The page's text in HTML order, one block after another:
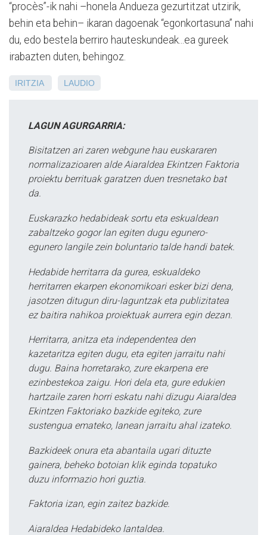
“procès”-ik nahi –honela Andueza gezurtitzat utzirik,
behin eta behin– ikaran dagoenak “egonkortasuna” nahi
du, edo bestela berriro hauteskundeak...ea gureek
irabazten duten, behingoz.
IRITZIA LAUDIO
LAGUN AGURGARRIA:
Bisitatzen ari zaren webgune hau euskararen
normalizazioaren alde Aiaraldea Ekintzen Faktoria
proiektu berrituak garatzen duen tresnetako bat
da.
Euskarazko hedabideak sortu eta eskualdean
zabaltzeko gogor lan egiten dugu egunero-
egunero langile zein boluntario talde handi batek.
Hedabide herritarra da gurea, eskualdeko
herritarren ekarpen ekonomikoari esker bizi dena,
jasotzen ditugun diru-laguntzak eta publizitatea
ez baitira nahikoa proiektuak aurrera egin dezan.
Herritarra, anitza eta independentea den
kazetaritza egiten dugu, eta egiten jarraitu nahi
dugu. Baina horretarako, zure ekarpena ere
ezinbestekoa zaigu. Hori dela eta, gure edukien
hartzaile zaren horri eskatu nahi dizugu Aiaraldea
Ekintzen Faktoriako bazkide egiteko, zure
sustengua emateko, lanean jarraitu ahal izateko.
Bazkideek onura eta abantaila ugari dituzte
gainera, beheko botoian klik eginda topatuko
duzu informazio hori guztia.
Faktoria izan, egin zaitez bazkide.
Aiaraldea Hedabideko lantaldea.